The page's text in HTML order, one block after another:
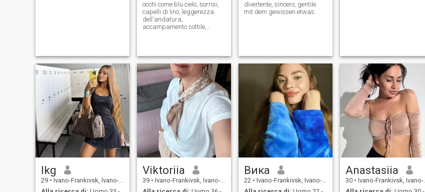
occhi come blu cielo, sorrisi,
capelli di lino, leggerezza
dell'andatura,
accampamento sottile,
divertente, sincero, gentile.
mit dem gewissen etwas
Ikg
29 • Ivano-Frankivsk, Ivano-Frankivs'k, Ucraina
Viktoriia
39 • Ivano-Frankivsk, Ivano-Frankivs'k, Ucraina
Вика
22 • Ivano-Frankivsk, Ivano-Frankivs'k, Ucraina
Anastasiia
30 • Ivano-Frankivsk, Ivano-Frankivs'k, Ucraina